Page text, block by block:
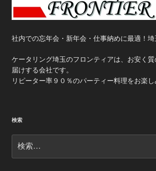
社内での忘年会・新年会・仕事納めに最適！
ケータリング埼玉のフロンティアは、お安く
届けする会社です。
リピーター率９０％のパーティー料理をお楽
検索
索: